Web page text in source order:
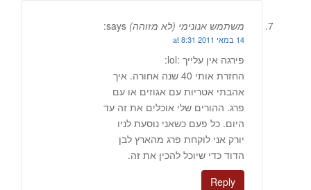
משתמש אנונימי (לא מזוהה) says:
14 במאי 2011 at 8:31
פירגה אין עלייך :lol:
החזרת אותי 40 שנה אחורה. איך
אהבתי אטריות עם אגוזים או עם
פרג. ההורים שלי אוכלים את זה עד
היום. כל פעם כשאני נוסעת לניו
יורק אני לוקחת פרג מהארץ לבן
הדוד כדי שיוכל להכין את זה.
Reply